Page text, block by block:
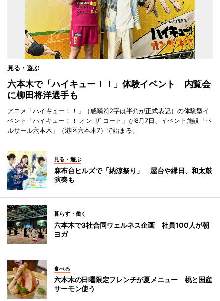
見る・遊ぶ
六本木で「ハイキュー！！」体験イベント 内覧会
に柳田将洋選手も
アニメ「ハイキュー！！」（感嘆符2字は半角が正式表記）の体験型イ
ベント「ハイキュー！！ オン ザ コート」が8月7日、イベント施設「ベ
ルサール六本木」（港区六本木7）で始まる。
見る・遊ぶ
麻布台ヒルズで「納涼祭り」 屋台や縁日、和太鼓
演奏も
暮らす・働く
六本木で3社合同ウェルネス企画 社員100人が朝
ヨガ
食べる
六本木の日曜限定フレンチが夏メニュー 桃と国産
サーモン使う